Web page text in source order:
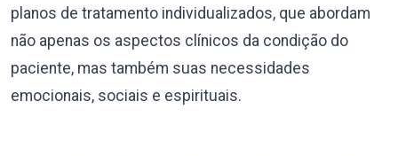
planos de tratamento individualizados, que abordam
não apenas os aspectos clínicos da condição do
paciente, mas também suas necessidades
emocionais, sociais e espirituais.